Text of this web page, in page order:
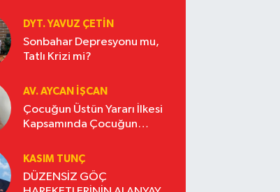
DYT. YAVUZ ÇETİN
Sonbahar Depresyonu mu,
Tatlı Krizi mi?
AV. AYCAN İŞCAN
Çocuğun Üstün Yararı İlkesi
Kapsamında Çocuğun
KASIM TUNÇ
DÜZENSİZ GÖÇ